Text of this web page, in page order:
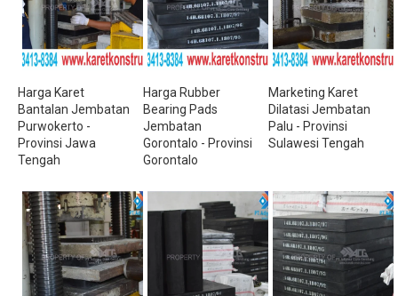
Harga Karet
Bantalan Jembatan
Purwokerto -
Provinsi Jawa
Tengah
Harga Rubber
Bearing Pads
Jembatan
Gorontalo - Provinsi
Gorontalo
Marketing Karet
Dilatasi Jembatan
Palu - Provinsi
Sulawesi Tengah